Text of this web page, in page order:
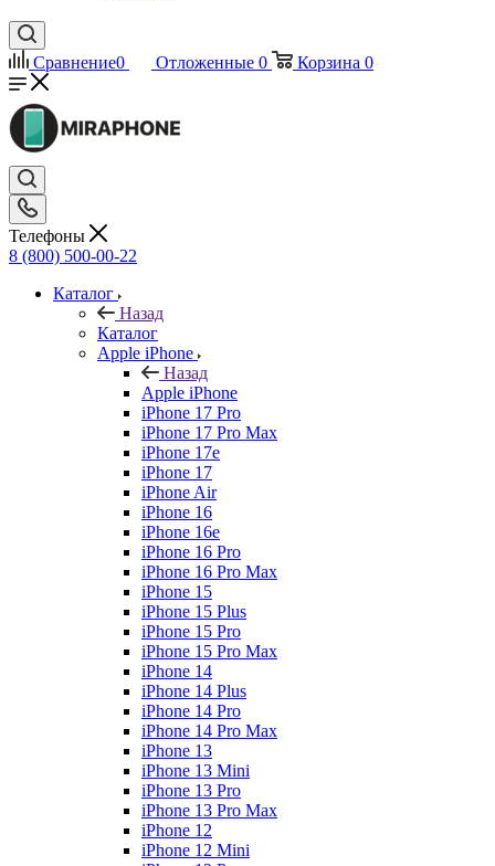
Сравнение0 Отложенные 0 Корзина 0
Телефоны
8 (800) 500-00-22
Каталог
Назад
Каталог
Apple iPhone
Назад
Apple iPhone
iPhone 17 Pro
iPhone 17 Pro Max
iPhone 17e
iPhone 17
iPhone Air
iPhone 16
iPhone 16e
iPhone 16 Pro
iPhone 16 Pro Max
iPhone 15
iPhone 15 Plus
iPhone 15 Pro
iPhone 15 Pro Max
iPhone 14
iPhone 14 Plus
iPhone 14 Pro
iPhone 14 Pro Max
iPhone 13
iPhone 13 Mini
iPhone 13 Pro
iPhone 13 Pro Max
iPhone 12
iPhone 12 Mini